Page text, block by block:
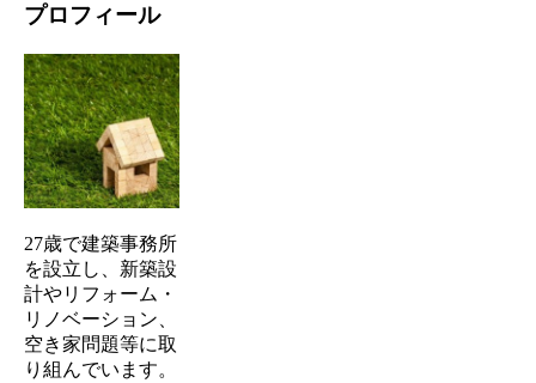
プロフィール
27歳で建築事務所
を設立し、新築設
計やリフォーム・
リノベーション、
空き家問題等に取
り組んでいます。